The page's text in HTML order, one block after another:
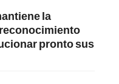
la
pronto sus